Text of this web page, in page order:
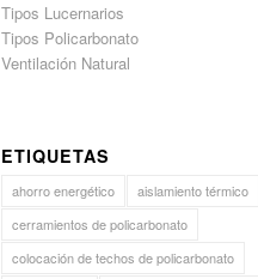
Tipos Lucernarios
Tipos Policarbonato
Ventilación Natural
ETIQUETAS
ahorro energético
aislamiento térmico
cerramientos de policarbonato
colocación de techos de policarbonato